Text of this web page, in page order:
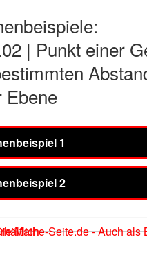
| Punkt einer
Ebene
1
2